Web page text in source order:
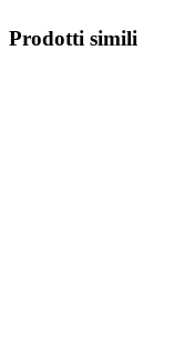
Prodotti simili